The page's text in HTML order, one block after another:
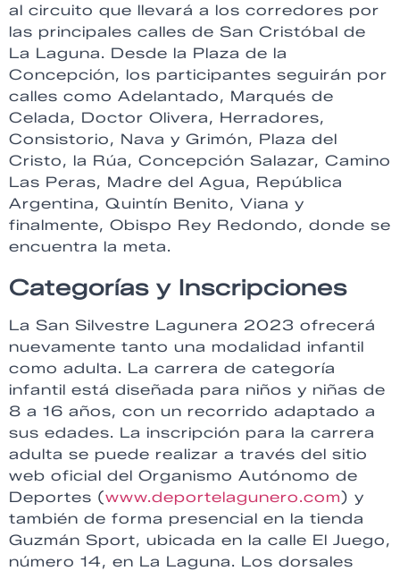
al circuito que llevará a los corredores por
las principales calles de San Cristóbal de
La Laguna. Desde la Plaza de la
Concepción, los participantes seguirán por
calles como Adelantado, Marqués de
Celada, Doctor Olivera, Herradores,
Consistorio, Nava y Grimón, Plaza del
Cristo, la Rúa, Concepción Salazar, Camino
Las Peras, Madre del Agua, República
Argentina, Quintín Benito, Viana y
finalmente, Obispo Rey Redondo, donde se
encuentra la meta.
Categorías y Inscripciones
La San Silvestre Lagunera 2023 ofrecerá
nuevamente tanto una modalidad infantil
como adulta. La carrera de categoría
infantil está diseñada para niños y niñas de
8 a 16 años, con un recorrido adaptado a
sus edades. La inscripción para la carrera
adulta se puede realizar a través del sitio
web oficial del Organismo Autónomo de
Deportes (www.deportelagunero.com) y
también de forma presencial en la tienda
Guzmán Sport, ubicada en la calle El Juego,
número 14, en La Laguna. Los dorsales